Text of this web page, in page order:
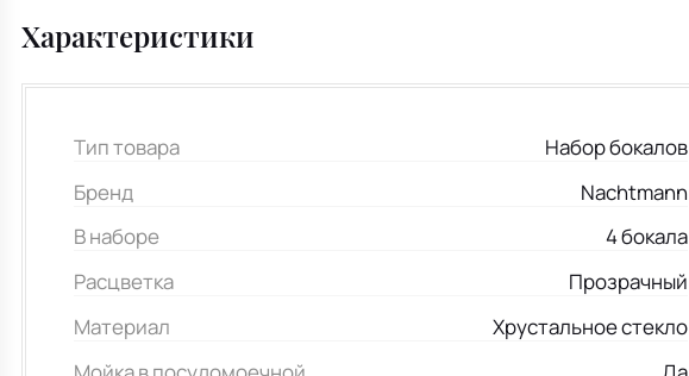
Характеристики
Тип товара
Набор бокалов
Бренд
Nachtmann
В наборе
4 бокала
Расцветка
Прозрачный
Материал
Хрустальное стекло